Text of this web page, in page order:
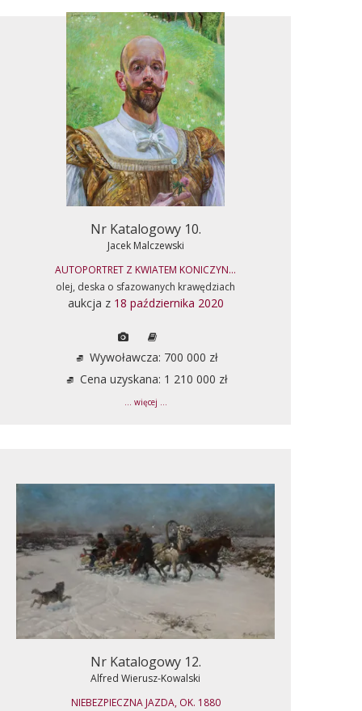
Nr Katalogowy 10.
Jacek Malczewski
AUTOPORTRET Z KWIATEM KONICZYN...
olej, deska o sfazowanych krawędziach
aukcja z 18 października 2020
Wywoławcza: 700 000 zł
Cena uzyskana: 1 210 000 zł
... więcej ...
Nr Katalogowy 12.
Alfred Wierusz-Kowalski
NIEBEZPIECZNA JAZDA, OK. 1880